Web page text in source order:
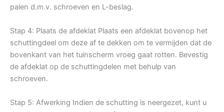
palen d.m.v. schroeven en L-beslag.
Stap 4: Plaats de afdeklat Plaats een afdeklat bovenop het
schuttingdeel om deze af te dekken om te vermijden dat de
bovenkant van het tuinscherm vroeg gaat rotten. Bevestig
de afdeklat op de schuttingdelen met behulp van
schroeven.
Stap 5: Afwerking Indien de schutting is neergezet, kunt u